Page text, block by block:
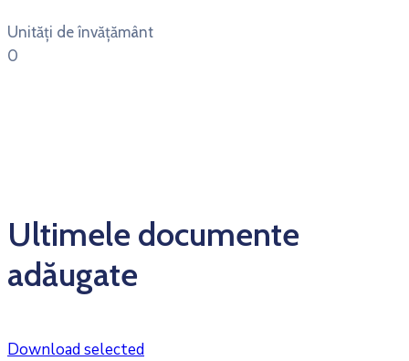
Unități de învățământ
0
Ultimele documente
adăugate
Download selected